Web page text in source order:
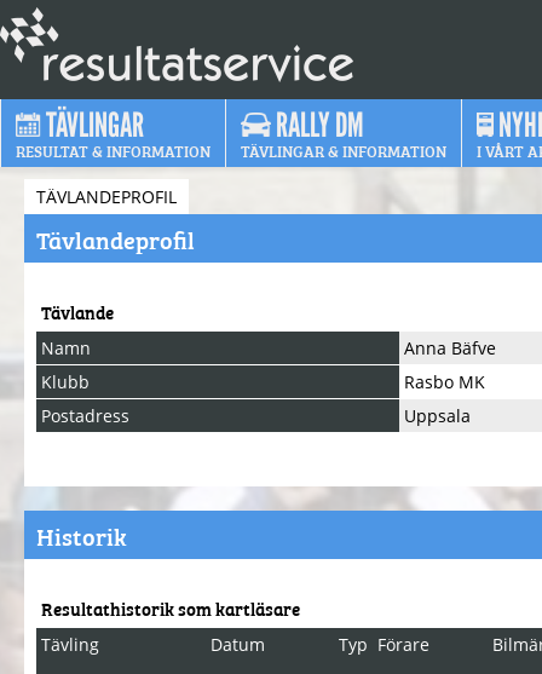
TÄVLINGAR
RESULTAT & INFORMATION
RALLY DM
TÄVLINGAR & INFORMATION I VÅRT
TÄVLANDEPROFIL
Tävlandeprofil
Tävlande
Namn
Anna Bäfve
Klubb
Rasbo MK
Postadress
Uppsala
Historik
Resultathistorik som kartläsare
Tävling Datum Typ Förare